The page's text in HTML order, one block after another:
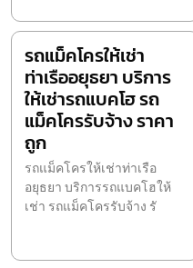
รถแม็คโครให้เช่า
ท่าเรืออยุธยา บริการ
ให้เช่ารถแบคโฮ รถ
แม็คโครรับจ้าง ราคา
ถูก
รถแม็คโครให้เช่าท่าเรือ
อยุธยา บริการรถแบคโฮให้
เช่า รถแม็คโครรับจ้าง รั